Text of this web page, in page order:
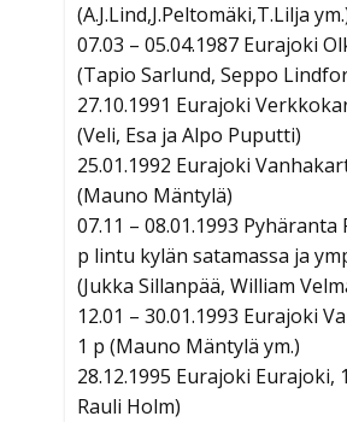
(A.J.Lind,J.Peltomäki,T.Lilja
07.03 – 05.04.1987 Eurajoki
(Tapio Sarlund, Seppo
27.10.1991 Eurajoki
(Veli, Esa ja Alpo Puputti)
25.01.1992 Eurajoki
(Mauno Mäntylä)
07.11 – 08.01.1993 Pyhäranta
p lintu kylän satamassa ja
(Jukka Sillanpää, William
12.01 – 30.01.1993 Eurajoki
1 p (Mauno Mäntylä ym.)
28.12.1995 Eurajoki Eurajoki,
Rauli Holm)